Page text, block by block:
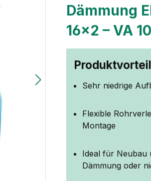
Dämmung
16×2 – VA
Sehr niedrige
Flexible
Montage
Ideal für Neubau
Dämmung oder